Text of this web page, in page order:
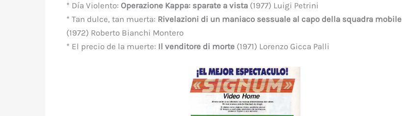
o
k
p
r
* Día Violento: Operazione Kappa: sparate a vista(1977) Luigi Petrini
* Tan dulce, tan muerta: Rivelazioni di un maniaco sessuale al capo della squadra mobile
(1972) Roberto Bianchi Montero
* El precio de la muerte: Il venditore di morte(1971) Lorenzo Gicca Palli